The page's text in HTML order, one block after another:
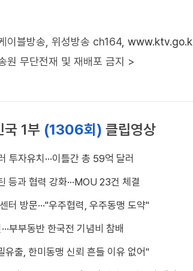
이블방송, 위성방송 ch164,
원 무단전재 및 재배포 금지 >
국 1부 (1306회) 클립영상
투자유치···이틀간 총 59억 달러
등과 협력 강화···MOU 23건 체결
터 방문···"우주협력, 우주동맹 도약"
부부동반 한국전 기념비 참배
유출, 한미동맹 신뢰 흔들 이유 없어"